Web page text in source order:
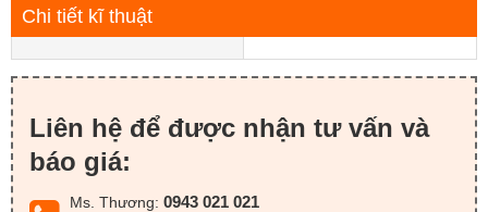
Chi tiết kĩ thuật
Liên hệ để được nhận tư vấn và
báo giá:
Ms. Thương: 0943 021 021